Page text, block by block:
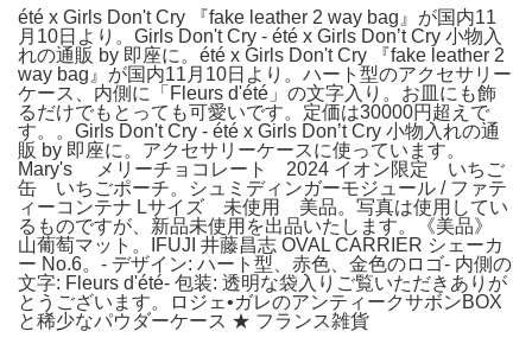
été x Girls Don't Cry 『fake leather 2 way bag』が国内11
月10日より。Girls Don't Cry - été x Girls Donʼt Cry 小物入
れの通販 by 即座に。été x Girls Don't Cry 『fake leather 2
way bag』が国内11月10日より。ハート型のアクセサリー
ケース、内側に「Fleurs d'été」の文字入り。お皿にも飾
るだけでもとっても可愛いです。定価は30000円超えで
す。。Girls Don't Cry - été x Girls Donʼt Cry 小物入れの通
販 by 即座に。アクセサリーケースに使っています。
Mary's メリーチョコレート 2024 イオン限定 いちご
缶 いちごポーチ。シュミディンガーモジュール / ファテ
ィーコンテナ Lサイズ 未使用 美品。写真は使用してい
るものですが、新品未使用を出品いたします。《美品》
山葡萄マット。IFUJI 井藤昌志 OVAL CARRIER シェーカ
ー No.6。- デザイン: ハート型、赤色、金色のロゴ- 内側の
文字: Fleurs d'été- 包装: 透明な袋入りご覧いただきありが
とうございます。ロジェ•ガレのアンティークサボンBOX
と稀少なパウダーケース ★ フランス雑貨